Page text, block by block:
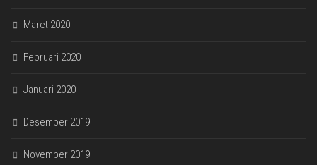
Maret 2020
Februari 2020
Januari 2020
Desember 2019
November 2019